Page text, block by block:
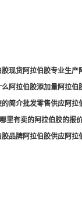
现货阿拉伯胶专业生
阿拉伯胶添加量阿拉
简介批发零售供应阿
有卖的阿拉伯胶的
品牌阿拉伯胶供应阿